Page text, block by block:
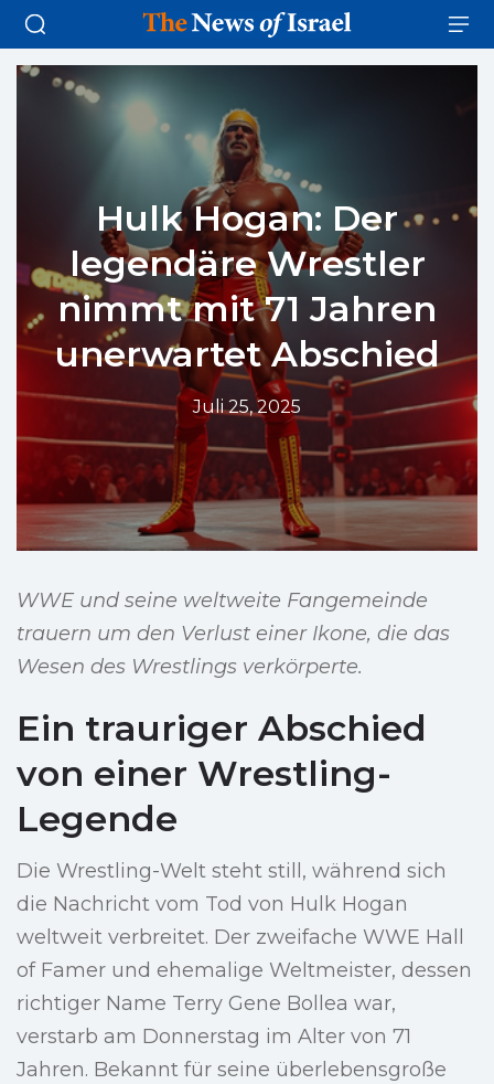
Hulk Hogan: Der
legendäre Wrestler
nimmt mit 71 Jahren
unerwartet Abschied
Juli 25, 2025
WWE und seine weltweite Fangemeinde
trauern um den Verlust einer Ikone, die das
Wesen des Wrestlings verkörperte.
Ein trauriger Abschied
von einer Wrestling-
Legende
Die Wrestling-Welt steht still, während sich
die Nachricht vom Tod von Hulk Hogan
weltweit verbreitet. Der zweifache WWE Hall
of Famer und ehemalige Weltmeister, dessen
richtiger Name Terry Gene Bollea war,
verstarb am Donnerstag im Alter von 71
Jahren. Bekannt für seine überlebensgroße